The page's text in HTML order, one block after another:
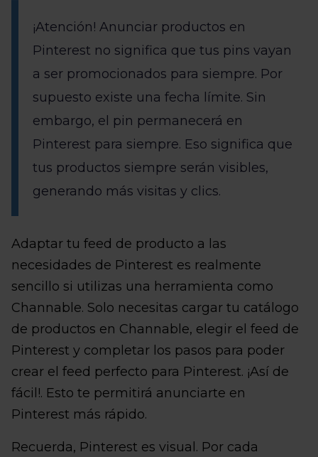
¡Atención! Anunciar productos en
Pinterest no significa que tus pins vayan
a ser promocionados para siempre. Por
supuesto existe una fecha límite. Sin
embargo, el pin permanecerá en
Pinterest para siempre. Eso significa que
tus productos siempre serán visibles,
generando más visitas y clics.
Adaptar tu feed de producto a las
necesidades de Pinterest es realmente
sencillo si utilizas una herramienta como
Channable. Solo necesitas cargar tu catálogo
de productos en Channable, elegir el feed de
Pinterest y completar los pasos para poder
crear el feed perfecto para Pinterest. ¡Así de
fácil!. Esto te permitirá anunciarte en
Pinterest más rápido.
Recuerda, Pinterest es visual. Por cada